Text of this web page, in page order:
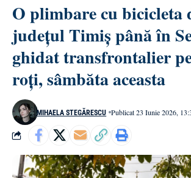
O plimbare cu bicicleta
județul Timiș până în
ghidat transfrontalier
roți, sâmbăta aceasta
MIHAELA STEGĂRESCU Publicat 23 Iunie 2026,